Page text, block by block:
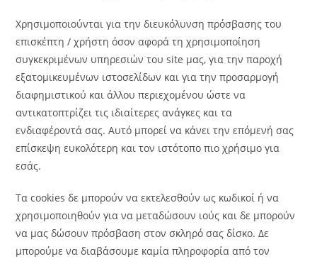
Χρησιμοποιούνται για την διευκόλυνση πρόσβασης του
επισκέπτη / χρήστη όσον αφορά τη χρησιμοποίηση
συγκεκριμένων υπηρεσιών του site μας, για την παροχή
εξατομικευμένων ιστοσελίδων και για την προσαρμογή
διαφημιστικού και άλλου περιεχομένου ώστε να
αντικατοπτρίζει τις ιδιαίτερες ανάγκες και τα
ενδιαφέροντά σας. Αυτό μπορεί να κάνει την επόμενή σας
επίσκεψη ευκολότερη και τον ιστότοπο πιο χρήσιμο για
εσάς.
Τα cookies δε μπορούν να εκτελεσθούν ως κωδικοί ή να
χρησιμοποιηθούν για να μεταδώσουν ιούς και δε μπορούν
να μας δώσουν πρόσβαση στον σκληρό σας δίσκο. Δε
μπορούμε να διαβάσουμε καμία πληροφορία από τον